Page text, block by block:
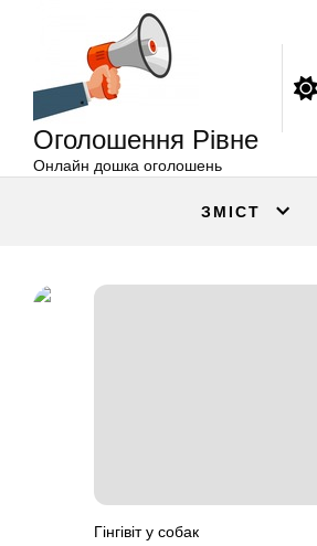
Оголошення Рівне
Онлайн дошка оголошень
ЗМІСТ
Гінгівіт у собак